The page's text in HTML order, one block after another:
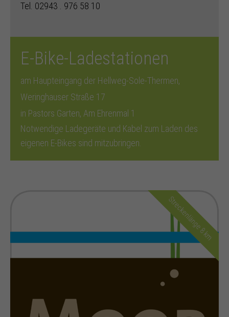
Tel. 02943 . 976 58 10
E-Bike-Ladestationen
am Haupteingang der Hellweg-Sole-Thermen,
Weringhauser Straße 17
in Pastors Garten, Am Ehrenmal 1
Notwendige Ladegeräte und Kabel zum Laden des
eigenen E-Bikes sind mitzubringen.
Streckenlänge 8 km